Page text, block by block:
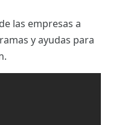
las empresas a
y ayudas para